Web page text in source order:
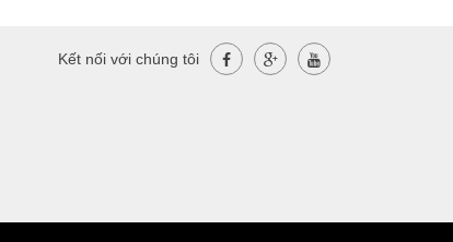
Kết nối với chúng tôi